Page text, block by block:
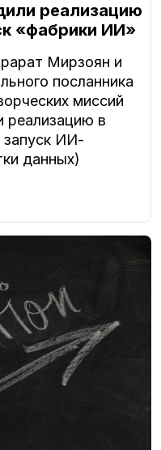
реализацию
«фабрики ИИ»
Мирзоян и
посланника
миссий
реализацию в
запуск ИИ-
данных)